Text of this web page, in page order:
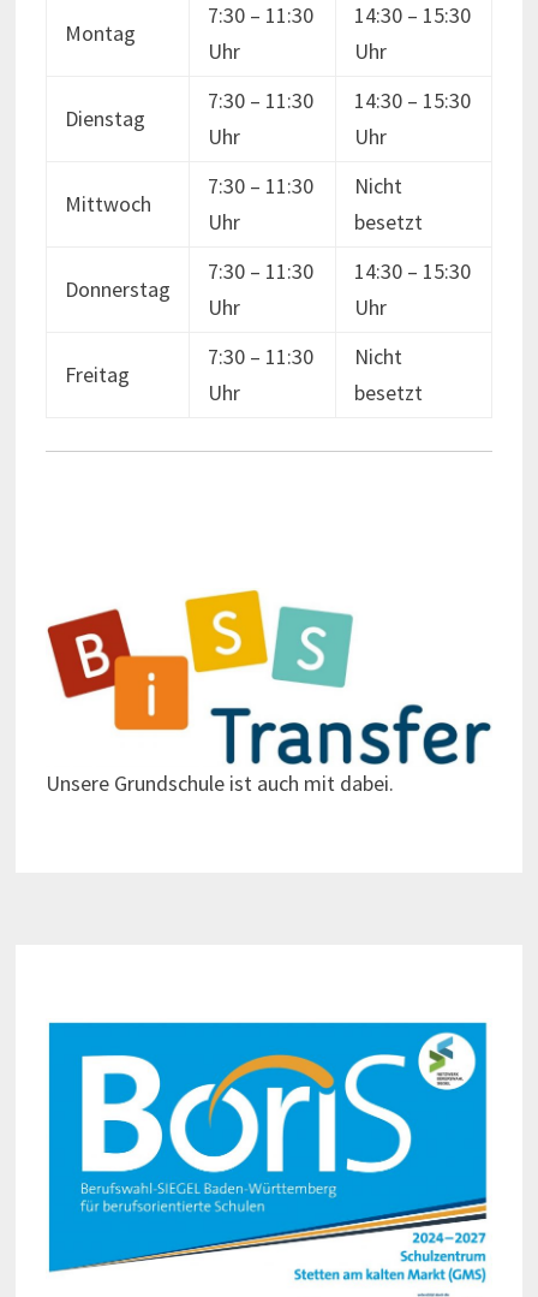
Montag
7:30 – 11:30
Uhr
14:30 – 15:30
Uhr
Dienstag
7:30 – 11:30
Uhr
14:30 – 15:30
Uhr
Mittwoch
7:30 – 11:30
Uhr
Nicht
besetzt
Donnerstag
7:30 – 11:30
Uhr
14:30 – 15:30
Uhr
Freitag
7:30 – 11:30
Uhr
Nicht
besetzt
Unsere Grundschule ist auch mit dabei.